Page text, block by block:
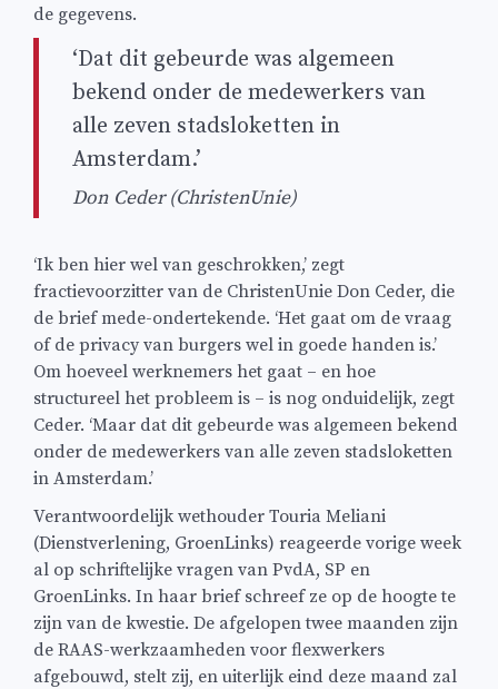
de gegevens.
‘Dat dit gebeurde was algemeen
bekend onder de medewerkers van
alle zeven stadsloketten in
Amsterdam.’
Don Ceder (ChristenUnie)
‘Ik ben hier wel van geschrokken,’ zegt
fractievoorzitter van de ChristenUnie Don Ceder, die
de brief mede-ondertekende. ‘Het gaat om de vraag
of de privacy van burgers wel in goede handen is.’
Om hoeveel werknemers het gaat – en hoe
structureel het probleem is – is nog onduidelijk, zegt
Ceder. ‘Maar dat dit gebeurde was algemeen bekend
onder de medewerkers van alle zeven stadsloketten
in Amsterdam.’
Verantwoordelijk wethouder Touria Meliani
(Dienstverlening, GroenLinks) reageerde vorige week
al op schriftelijke vragen van PvdA, SP en
GroenLinks. In haar brief schreef ze op de hoogte te
zijn van de kwestie. De afgelopen twee maanden zijn
de RAAS-werkzaamheden voor flexwerkers
afgebouwd, stelt zij, en uiterlijk eind deze maand zal